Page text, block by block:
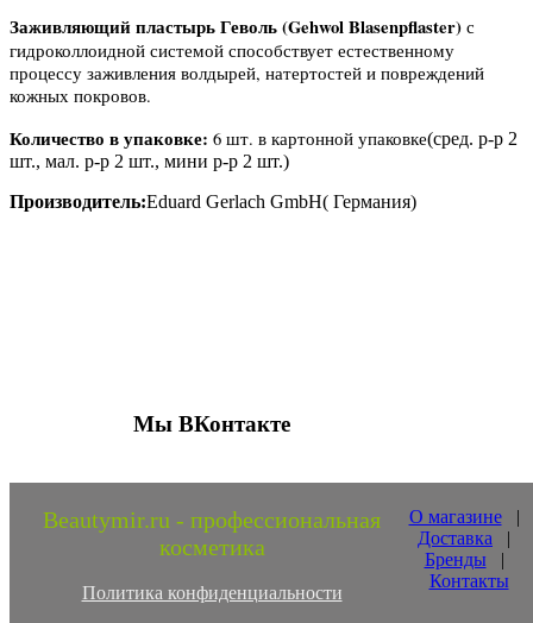
Заживляющий пластырь Геволь (Gehwol Blasenpflaster) с
гидроколлоидной системой способствует естественному
процессу заживления волдырей, натертостей и повреждений
кожных покровов.
Количество в упаковке: 6 шт. в картонной упаковке(сред. р-р 2
шт., мал. р-р 2 шт., мини р-р 2 шт.)
Производитель:Eduard Gerlach GmbH( Германия)
Мы ВКонтакте
Beautymir.ru - профессиональная
косметика
Политика конфиденциальности
О магазине|
Доставка |
Бренды |
Контакты